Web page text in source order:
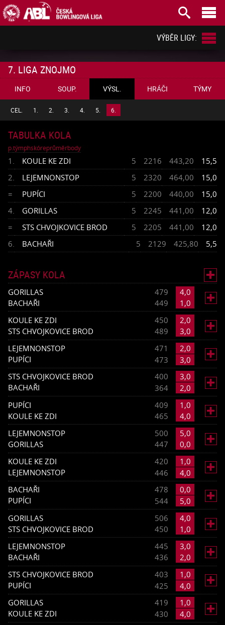
 
VÝBĚR LIGY: 
7. LIGA ZNOJMO
INFO SOUP. VÝSL. HRÁČI TÝMY
CEL. 1. 2. 3. 4. 5. 6.
TABULKA KOLA
p.týmphskóreprůměrbody
1. KOULE KE ZDI 5 2216 443,20
15,5
2.
LEJEMNONSTOP 5 2320 464,00
15,0
=
PUPÍCI 5 2200 440,00
15,0
4.
GORILLAS 5 2245 441,00
12,0
=
STS CHVOJKOVICE BROD 5 2205 441,00
12,0
6.
BACHAŘI 5 2129 425,80 5,5
ZÁPASY KOLA 
GORILLAS 479
4,0
1,0
449
BACHAŘI

KOULE KE ZDI 450
2,0
3,0
489
STS CHVOJKOVICE BROD

LEJEMNONSTOP 471
2,0
3,0
473
PUPÍCI

STS CHVOJKOVICE BROD 400
3,0
2,0
364
BACHAŘI

PUPÍCI 409
1,0
4,0
465
KOULE KE ZDI

LEJEMNONSTOP 500
5,0
0,0
447
GORILLAS

KOULE KE ZDI 420
1,0
4,0
446
LEJEMNONSTOP

BACHAŘI 478
0,0
5,0
544
PUPÍCI

GORILLAS 506
4,0
1,0
450
STS CHVOJKOVICE BROD

LEJEMNONSTOP 445
3,0
2,0
436
BACHAŘI

STS CHVOJKOVICE BROD 403
1,0
4,0
425
PUPÍCI

GORILLAS 419
1,0
4,0
430
KOULE KE ZDI
